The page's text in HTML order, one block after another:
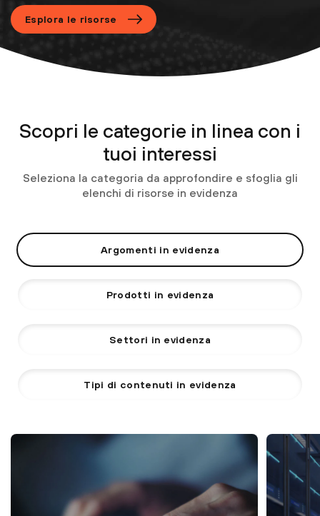
Esplora le risorse
Scopri le categorie in linea con i
tuoi interessi
Seleziona la categoria da approfondire e sfoglia gli
elenchi di risorse in evidenza
Argomenti in evidenza
Prodotti in evidenza
Settori in evidenza
Tipi di contenuti in evidenza